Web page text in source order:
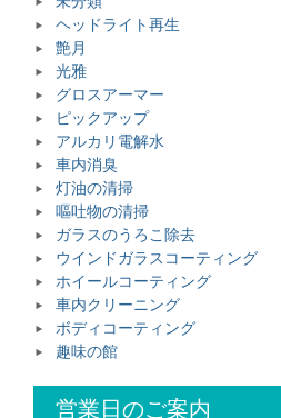
ヘッドライト再生
艶月
光雅
グロスアーマー
ピックアップ
アルカリ電解水
車内消臭
灯油の清掃
嘔吐物の清掃
ガラスのうろこ除去
ウインドガラスコーティング
ホイールコーティング
車内クリーニング
ボディコーティング
趣味の館
営業日のご案内